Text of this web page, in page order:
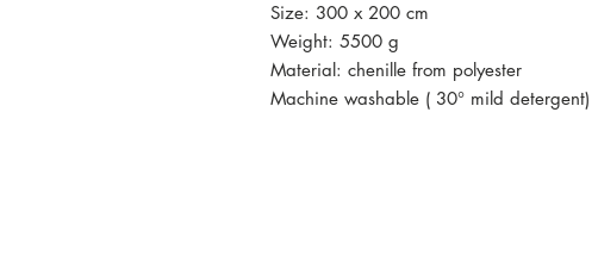
Size: 300 x 200 cm
Weight: 5500 g
Material: chenille from polyester
Machine washable ( 30° mild detergent)